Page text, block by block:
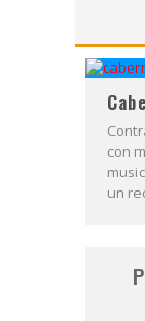
con
un